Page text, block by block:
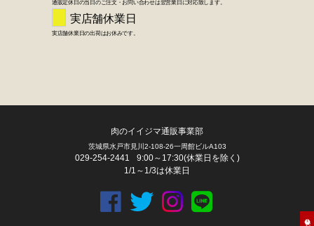
肉のイイジマ通販事業部
茨城県水戸市見川2-108-26一周館ビルA103
029-254-2441
9:00～17:30(休業日を除く)
1/1～1/3は休業日